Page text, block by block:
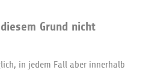
Grund nicht
in jedem Fall aber innerhalb